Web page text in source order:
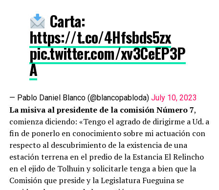
Carta:
https://t.co/4Hfsbds5zx
pic.twitter.com/xv3CeEP3P
A
— Pablo Daniel Blanco (@blancopabloda) July 10, 2023
La misiva al presidente de la comisión Número 7,
comienza diciendo: «Tengo el agrado de dirigirme a Ud. a
fin de ponerlo en conocimiento sobre mi actuación con
respecto al descubrimiento de la existencia de una
estación terrena en el predio de la Estancia El Relincho
en el ejido de Tolhuin y solicitarle tenga a bien que la
Comisión que preside y la Legislatura Fueguina se